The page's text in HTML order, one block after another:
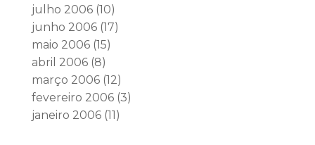
julho 2006(10)
junho 2006(17)
maio 2006(15)
abril 2006(8)
março 2006(12)
fevereiro 2006(3)
janeiro 2006(11)